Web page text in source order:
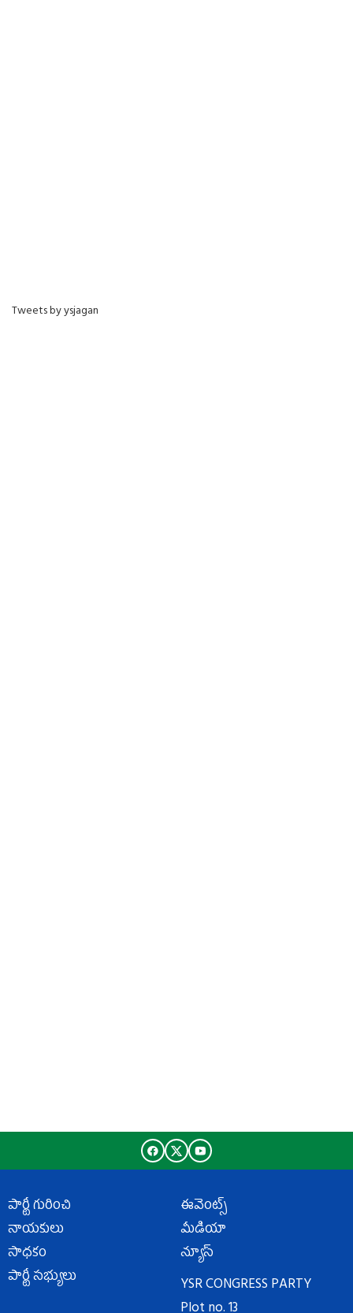
Tweets by ysjagan
పార్టీ గురించి
నాయకులు
సాధకం
పార్టీ సభ్యులు
ఈవెంట్స్
మీడియా
న్యూస్
YSR CONGRESS PARTY